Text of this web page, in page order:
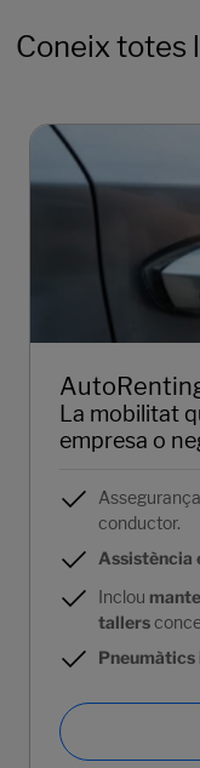
Coneix totes
La mobilitat
empresa o
Assegurança
conductor.
Assistència
Inclou
tallers
Pneumàtics